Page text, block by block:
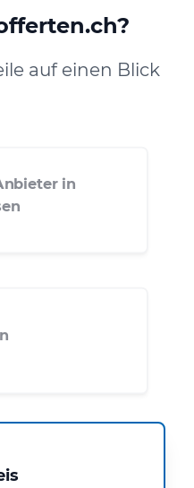
auf einen Blick
in